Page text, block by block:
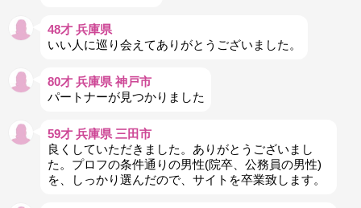
48才 兵庫県
いい人に巡り会えてありがとうございました。
80才 兵庫県 神戸市
パートナーが見つかりました
59才 兵庫県 三田市
良くしていただきました。ありがとうございまし
た。プロフの条件通りの男性(院卒、公務員の男性)
を、しっかり選んだので、サイトを卒業致します。